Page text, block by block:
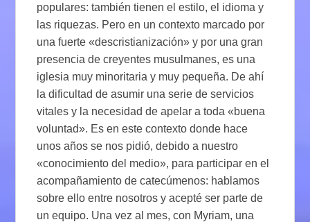
populares: también tienen el estilo, el idioma y
las riquezas. Pero en un contexto marcado por
una fuerte «descristianización» y por una gran
presencia de creyentes musulmanes, es una
iglesia muy minoritaria y muy pequeña. De ahí
la dificultad de asumir una serie de servicios
vitales y la necesidad de apelar a toda «buena
voluntad». Es en este contexto donde hace
unos años se nos pidió, debido a nuestro
«conocimiento del medio», para participar en el
acompañamiento de catecúmenos: hablamos
sobre ello entre nosotros y acepté ser parte de
un equipo. Una vez al mes, con Myriam, una